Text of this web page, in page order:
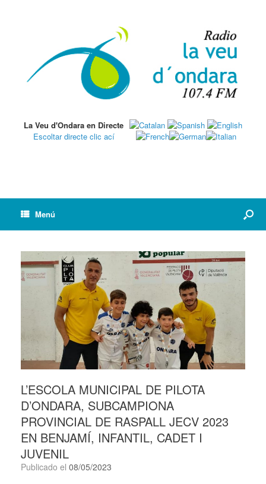
La Veu d'Ondara en Directe
Escoltar directe clic ací
Menú
L’ESCOLA MUNICIPAL DE PILOTA
D’ONDARA, SUBCAMPIONA
PROVINCIAL DE RASPALL JECV 2023
EN BENJAMÍ, INFANTIL, CADET I
JUVENIL
Publicado el 08/05/2023